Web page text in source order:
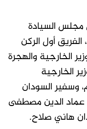
السيادة
أول الركن
الخارجية والهجرة
الخارجية
وسفير السودان
الدين مصطفى
هاني صلاح.